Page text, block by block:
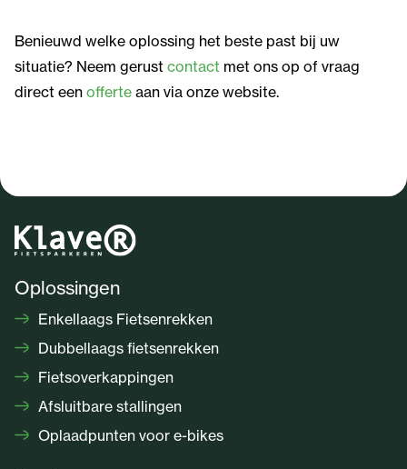
Benieuwd welke oplossing het beste past bij uw
situatie? Neem gerust contact met ons op of vraag
direct een offerte aan via onze website.
Oplossingen
Enkellaags Fietsenrekken
Dubbellaags fietsenrekken
Fietsoverkappingen
Afsluitbare stallingen
Oplaadpunten voor e-bikes